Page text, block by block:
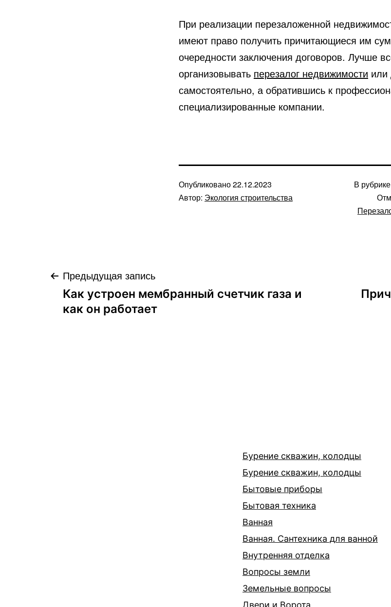
При реализации перезаложенной
имеют право получить причитающиеся им
очередности заключения договоров. Лучше
организовывать перезалог недвижимости
самостоятельно, а обратившись к
специализированные компании.
Опубликовано22.12.2023
Автор: Экология строительства
В рубрике
Навигация
по
Предыдущая запись
Как устроен мембранный счетчик газа и
как он работает
Бурение скважин, колодцы
Бурение скважин, колодцы
Бытовые приборы
Бытовая техника
Ванная
Ванная. Сантехника для ванной
Внутренняя отделка
Вопросы земли
Земельные вопросы
Двери и Ворота